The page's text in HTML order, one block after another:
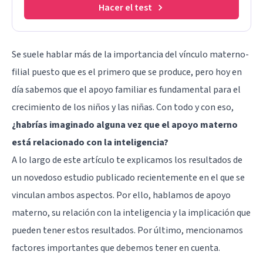
Hacer el test
Se suele hablar más de la importancia del vínculo materno-
filial puesto que es el primero que se produce, pero hoy en
día sabemos que el apoyo familiar es fundamental para el
crecimiento de los niños y las niñas. Con todo y con eso,
¿habrías imaginado alguna vez que el apoyo materno
está relacionado con la inteligencia?
A lo largo de este artículo te explicamos los resultados de
un novedoso estudio publicado recientemente en el que se
vinculan ambos aspectos. Por ello, hablamos de apoyo
materno, su relación con la inteligencia y la implicación que
pueden tener estos resultados. Por último, mencionamos
factores importantes que debemos tener en cuenta.